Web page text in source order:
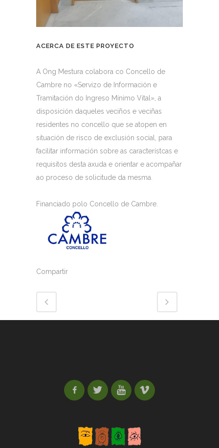
ACERCA DE ESTE PROYECTO
A Ong Mestura colabora co Concello de
Cambre no «Servizo de Información e
Tramitación do Ingreso Mínimo Vital», a
disposición daqueles veciños e veciñas
residentes no concello que se atopen en
situación de risco de exclusión social, para
facilitar información sobre as característcas e
requisitos desta axuda e orientar e acompañar
ao proceso de solicitude da mesma.
Financiado polo Concello de Cambre.
Compartir